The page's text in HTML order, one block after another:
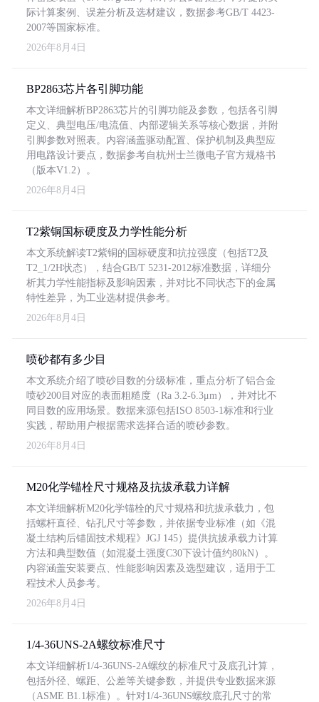
际计算案例、误差分析及选材建议，数据参考GB/T 4423-
2007等国家标准。
2026年8月4日
BP2863芯片各引脚功能
本文详细解析BP2863芯片的引脚功能及参数，包括各引脚
定义、典型电压/电流值、内部逻辑关系等核心数据，并附
引脚参数对照表。内容涵盖驱动配置、保护机制及典型应
用电路设计要点，数据参考自杭州士兰微电子官方规格书
（版本V1.2）。
2026年8月4日
T2紫铜国标硬度及力学性能分析
本文系统解读T2紫铜的国标硬度和抗拉强度（包括T2及
T2_1/2H状态），结合GB/T 5231-2012标准数据，详细分
析其力学性能指标及影响因素，并对比不同状态下的金属
特性差异，为工业选材提供参考。
2026年8月4日
喷砂都有多少目
本文系统介绍了喷砂目数的分级标准，重点分析了铝合金
喷砂200目对应的表面粗糙度（Ra 3.2-6.3μm），并对比不
同目数的应用场景。数据来源包括ISO 8503-1标准和行业
实践，帮助用户根据需求选择合适的喷砂参数。
2026年8月4日
M20化学锚栓尺寸规格及抗拔承载力详解
本文详细解析M20化学锚栓的尺寸规格和抗拔承载力，包
括螺杆直径、钻孔尺寸等参数，并依据专业标准（如《混
凝土结构后锚固技术规程》JGJ 145）提供抗拔承载力计算
方法和典型数值（如混凝土强度C30下设计值约80kN）。
内容涵盖安装要点、性能影响因素及选型建议，适用于工
程技术人员参考。
2026年8月4日
1/4-36UNS-2A螺纹标准尺寸
本文详细解析1/4-36UNS-2A螺纹的标准尺寸及底孔计算，
包括外径、螺距、公差等关键参数，并提供专业数据来源
（ASME B1.1标准）。针对1/4-36UNS螺纹底孔尺寸的常